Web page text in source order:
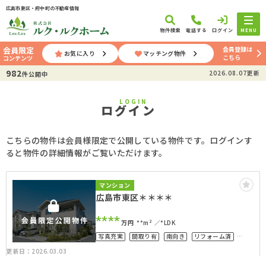
広島市東区・府中町の不動産情報
物件検索 電話する ログイン MENU
会員限定
コンテンツ
お気に入り マッチング物件
会員登録は
こちら
982件公開中 2026.08.07更新
ログイン
LOGIN
こちらの物件は会員様限定で公開している物件です。ログインす
ると物件の詳細情報がご覧いただけます。
マンション
広島市東区＊＊＊＊
****万円 **m²
*LDK
写真充実
間取り有 南向き
リフォーム済
更新日：2026.03.03